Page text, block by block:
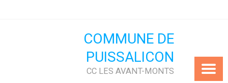
COMMUNE DE
PUISSALICON
CC LES AVANT-MONTS